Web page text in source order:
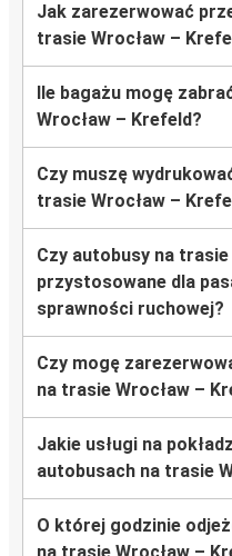
Jak zarezerwować
trasie Wrocław –
Ile bagażu mogę
Wrocław – Krefeld?
Czy muszę
trasie Wrocław –
Czy autobusy na
przystosowane dla
sprawności ruchowej?
Czy mogę
na trasie Wrocław –
Jakie usługi na
autobusach na trasie
O której godzinie